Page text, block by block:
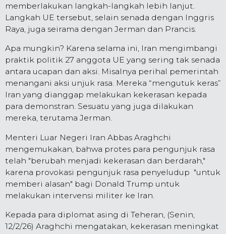
memberlakukan langkah-langkah lebih lanjut.
Langkah UE tersebut, selain senada dengan Inggris
Raya, juga seirama dengan Jerman dan Prancis.
Apa mungkin? Karena selama ini, Iran mengimbangi
praktik politik 27 anggota UE yang sering tak senada
antara ucapan dan aksi. Misalnya perihal pemerintah
menangani aksi unjuk rasa. Mereka “mengutuk keras”
Iran yang dianggap melakukan kekerasan kepada
para demonstran. Sesuatu yang juga dilakukan
mereka, terutama Jerman.
Menteri Luar Negeri Iran Abbas Araghchi
mengemukakan, bahwa protes para pengunjuk rasa
telah "berubah menjadi kekerasan dan berdarah,"
karena provokasi pengunjuk rasa penyeludup "untuk
memberi alasan" bagi Donald Trump untuk
melakukan intervensi militer ke Iran.
Kepada para diplomat asing di Teheran, (Senin,
12/2/26) Araghchi mengatakan, kekerasan meningkat